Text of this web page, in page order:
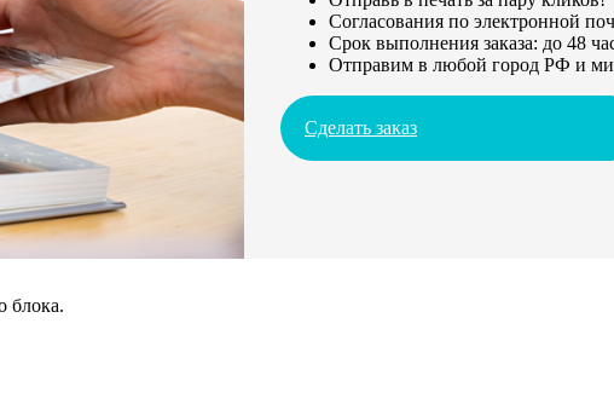
Согласования по электронной
Срок выполнения заказа: до 48
Отправим в любой город РФ и
Сделать заказ
блока.